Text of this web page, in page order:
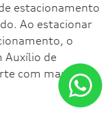
estacionamento
Ao estacionar
o
Auxílio de
com manobras